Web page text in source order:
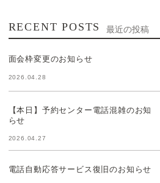
RECENT POSTS 最近の投稿
面会枠変更のお知らせ
2026.04.28
【本日】予約センター電話混雑のお知
らせ
2026.04.27
電話自動応答サービス復旧のお知らせ